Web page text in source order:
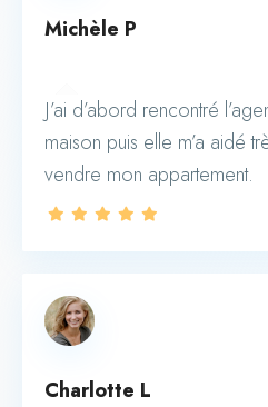
Michèle P
J’ai d’abord rencontré
maison puis elle m’a aidé
vendre mon appartement.
Charlotte L